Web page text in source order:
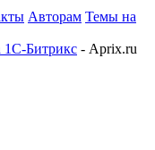
Авторам Темы на
1С-Битрикс - Aprix.ru